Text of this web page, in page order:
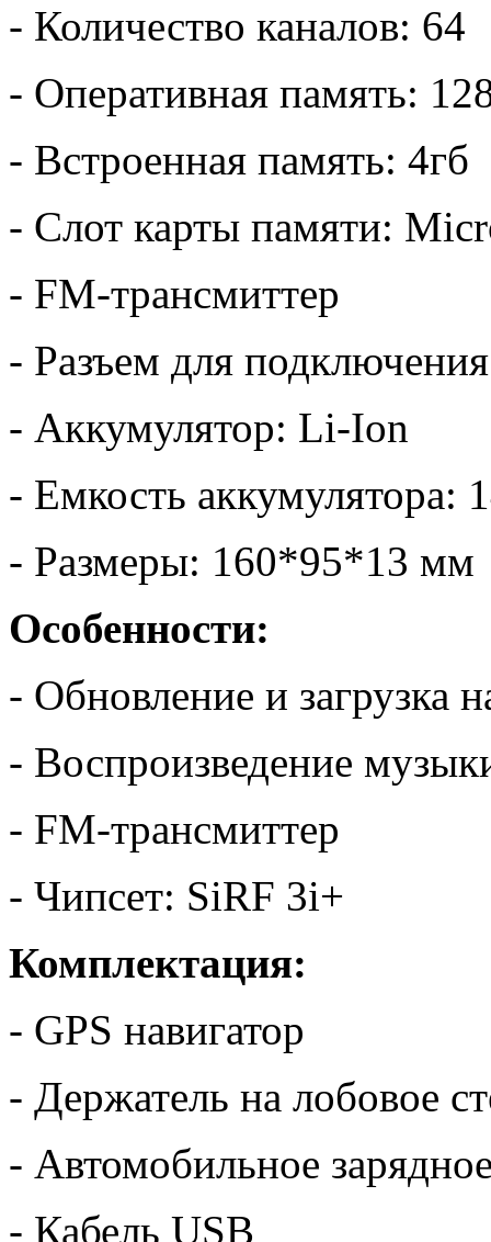
- Количество каналов: 64
- Оперативная память:
- Встроенная память: 4гб
- Слот карты памяти:
- FM-трансмиттер
- Разъем для
- Аккумулятор: Li-Ion
- Емкость аккумулятора:
- Размеры: 160*95*13 мм
Особенности:
- Обновление и загрузка
- Воспроизведение
- FM-трансмиттер
- Чипсет: SiRF 3i+
Комплектация:
- GPS навигатор
- Держатель на лобовое
- Автомобильное
- Кабель USB